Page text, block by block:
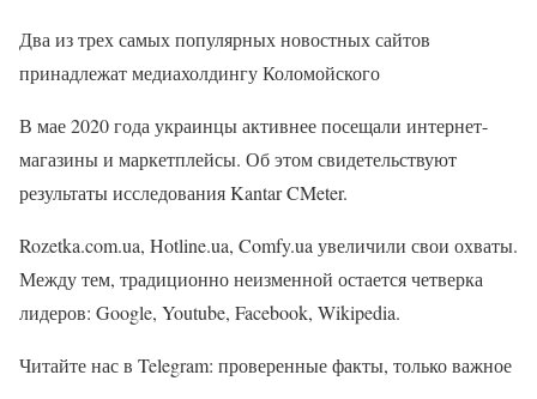
Два из трех самых популярных новостных сайтов
принадлежат медиахолдингу Коломойского
В мае 2020 года украинцы активнее посещали интернет-
магазины и маркетплейсы. Об этом свидетельствуют
результаты исследования Kantar CMeter.
Rozetka.com.ua, Hotline.ua, Comfy.ua увеличили свои охваты.
Между тем, традиционно неизменной остается четверка
лидеров: Google, Youtube, Facebook, Wikipedia.
Читайте нас в Telegram: проверенные факты, только важное